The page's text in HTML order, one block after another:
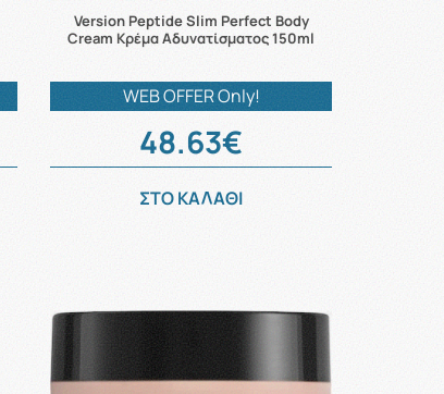
Version Peptide Slim Perfect Body
Cream Κρέμα Αδυνατίσματος 150ml
WEB OFFER Only!
48.63€
ΣΤΟ ΚΑΛΑΘΙ